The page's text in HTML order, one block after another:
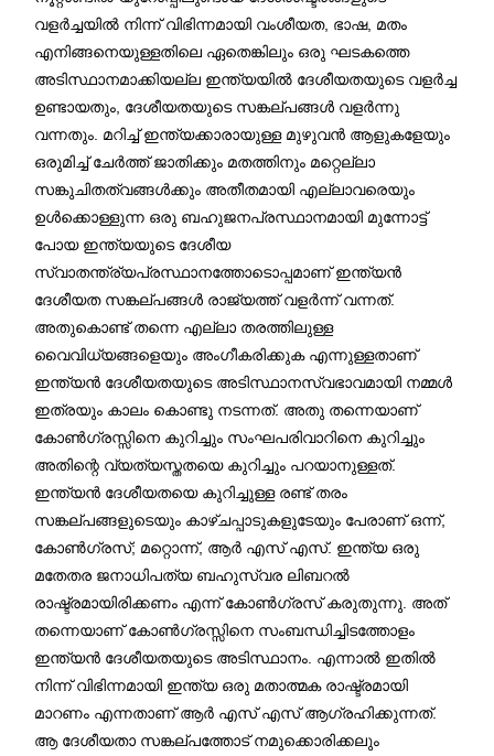
വളര്‍ച്ചയില്‍ നിന്ന് വിഭിന്നമായി വംശീയത, ഭാഷ, മതം
എനിങ്ങനെയുള്ളതിലെ ഏതെങ്കിലും ഒരു ഘടകത്തെ
അടിസ്ഥാനമാക്കിയല്ല ഇന്ത്യയില്‍ ദേശീയതയുടെ വളര്‍ച്ച
ഉണ്ടായതും, ദേശീയതയുടെ സങ്കല്പങ്ങള്‍ വളര്‍ന്നു
വന്നതും. മറിച്ച് ഇന്ത്യക്കാരായുള്ള മുഴുവന്‍ ആളുകളേയും
ഒരുമിച്ച് ചേര്‍ത്ത് ജാതിക്കും മതത്തിനും മറ്റെല്ലാ
സങ്കുചിതത്വങ്ങള്‍ക്കും അതീതമായി എല്ലാവരെയും
ഉള്‍ക്കൊള്ളുന്ന ഒരു ബഹുജനപ്രസ്ഥാനമായി മുന്നോട്ട്
പോയ ഇന്ത്യയുടെ ദേശീയ
സ്വാതന്ത്ര്യപ്രസ്ഥാനത്തോടൊപ്പമാണ് ഇന്ത്യന്‍
ദേശീയത സങ്കല്പങ്ങള്‍ രാജ്യത്ത് വളര്‍ന്ന് വന്നത്.
അതുകൊണ്ട് തന്നെ എല്ലാ തരത്തിലുള്ള
വൈവിധ്യങ്ങളെയും അംഗീകരിക്കുക എന്നുള്ളതാണ്
ഇന്ത്യന്‍ ദേശീയതയുടെ അടിസ്ഥാനസ്വഭാവമായി നമ്മള്‍
ഇത്രയും കാലം കൊണ്ടു നടന്നത്. അതു തന്നെയാണ്
കോണ്‍ഗ്രസ്സിനെ കുറിച്ചും സംഘപരിവാറിനെ കുറിച്ചും
അതിന്റെ വ്യത്യസ്തതയെ കുറിച്ചും പറയാനുള്ളത്.
ഇന്ത്യന്‍ ദേശീയതയെ കുറിച്ചുള്ള രണ്ട് തരം
സങ്കല്പങ്ങളുടെയും കാഴ്ചപ്പാടുകളുടേയും പേരാണ് ഒന്ന്,
കോണ്‍ഗ്രസ്; മറ്റൊന്ന്, ആര്‍ എസ് എസ്. ഇന്ത്യ ഒരു
മതേതര ജനാധിപത്യ ബഹുസ്വര ലിബറല്‍
രാഷ്ട്രമായിരിക്കണം എന്ന് കോണ്‍ഗ്രസ് കരുതുന്നു. അത്
തന്നെയാണ് കോണ്‍ഗ്രസ്സിനെ സംബന്ധിച്ചിടത്തോളം
ഇന്ത്യന്‍ ദേശീയതയുടെ അടിസ്ഥാനം. എന്നാല്‍ ഇതില്‍
നിന്ന് വിഭിന്നമായി ഇന്ത്യ ഒരു മതാത്മക രാഷ്ട്രമായി
മാറണം എന്നതാണ് ആര്‍ എസ് എസ് ആഗ്രഹിക്കുന്നത്.
ആ ദേശീയതാ സങ്കല്പത്തോട് നമുക്കൊരിക്കലും